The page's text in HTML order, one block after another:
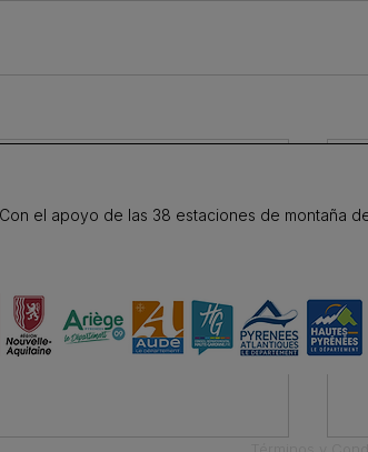
Con el apoyo de las 38 estaciones de montaña